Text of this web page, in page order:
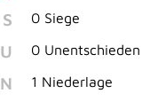
S 0 Siege
U 0 Unentschieden
N 1 Niederlage